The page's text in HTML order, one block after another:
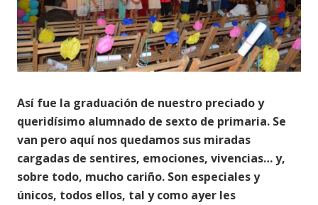
Así fue la graduación de nuestro preciado y
queridísimo alumnado de sexto de primaria. Se
van pero aquí nos quedamos sus miradas
cargadas de sentires, emociones, vivencias… y,
sobre todo, mucho cariño. Son especiales y
únicos, todos ellos, tal y como ayer les